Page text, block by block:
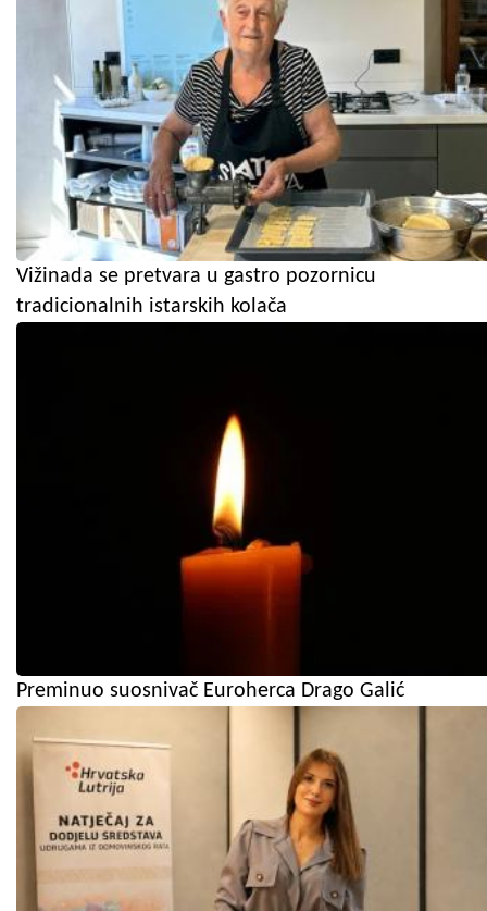
Vižinada se pretvara u gastro pozornicu
tradicionalnih istarskih kolača
Preminuo suosnivač Euroherca Drago Galić